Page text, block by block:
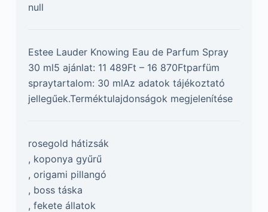
null
Estee Lauder Knowing Eau de Parfum Spray
30 ml5 ajánlat: 11 489Ft – 16 870Ftparfüm
spraytartalom: 30 mlAz adatok tájékoztató
jellegűek.Terméktulajdonságok megjelenítése
rosegold hátizsák
, koponya gyűrű
, origami pillangó
, boss táska
, fekete állatok